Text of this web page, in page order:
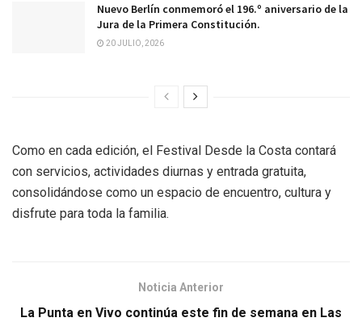
Nuevo Berlín conmemoró el 196.º aniversario de la
Jura de la Primera Constitución.
20 JULIO, 2026
Como en cada edición, el Festival Desde la Costa contará
con servicios, actividades diurnas y entrada gratuita,
consolidándose como un espacio de encuentro, cultura y
disfrute para toda la familia.
Noticia Anterior
La Punta en Vivo continúa este fin de semana en Las